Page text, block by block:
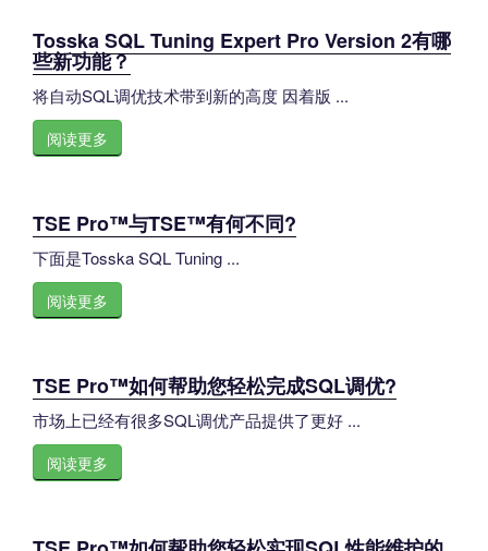
Tosska SQL Tuning Expert Pro Version 2有哪
些新功能？
将自动SQL调优技术带到新的高度 因着版 ...
阅读更多
TSE Pro™与TSE™有何不同?
下面是Tosska SQL Tuning ...
阅读更多
TSE Pro™如何帮助您轻松完成SQL调优?
市场上已经有很多SQL调优产品提供了更好 ...
阅读更多